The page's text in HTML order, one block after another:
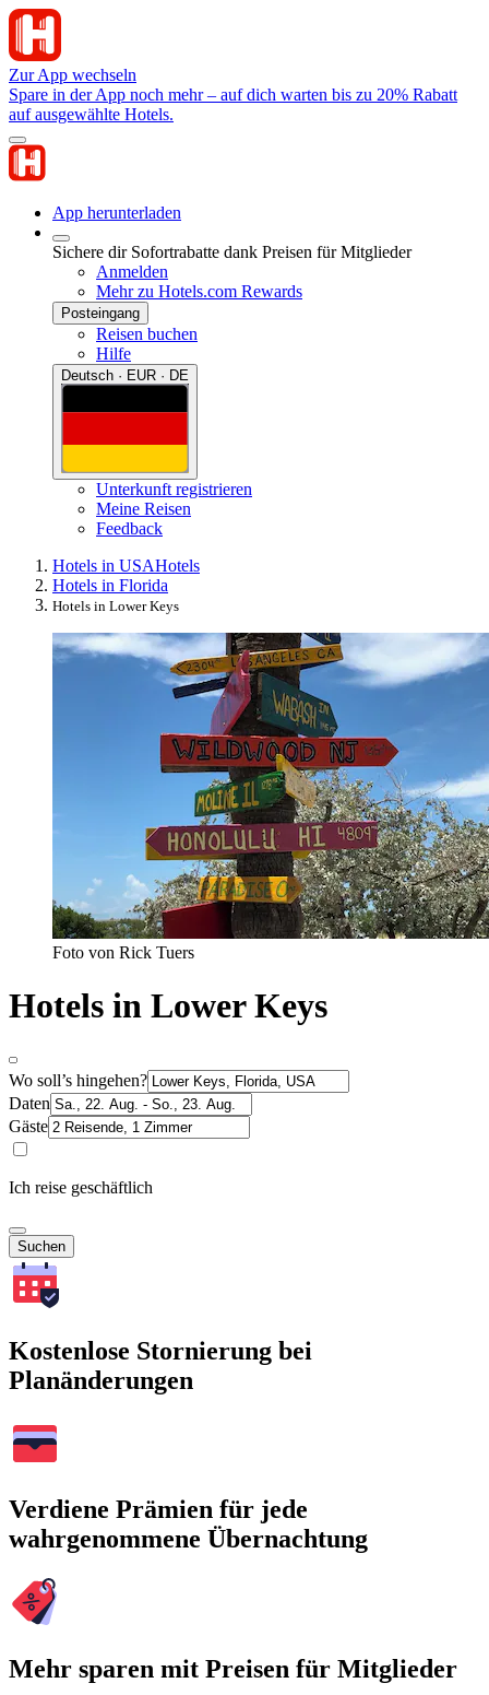
Zur App wechseln
Spare in der App noch mehr – auf dich warten bis zu 20% Rabatt
auf ausgewählte Hotels.
App herunterladen
Sichere dir Sofortrabatte dank Preisen für Mitglieder
Anmelden
Mehr zu Hotels.com Rewards
Posteingang
Reisen buchen
Hilfe
Deutsch · EUR · DE
Unterkunft registrieren
Meine Reisen
Feedback
Hotels in USAHotels
Hotels in Florida
Hotels in Lower Keys
Foto von Rick Tuers
Hotels in Lower Keys
Wo soll’s hingehen?
Daten
Gäste
Ich reise geschäftlich
Suchen
Kostenlose Stornierung bei
Planänderungen
Verdiene Prämien für jede
wahrgenommene Übernachtung
Mehr sparen mit Preisen für Mitglieder